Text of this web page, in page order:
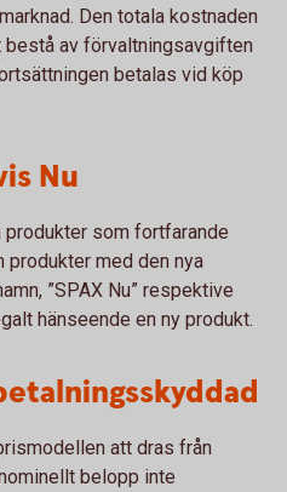
Den totala kostnaden
av förvaltningsavgiften
betalas vid köp
Nu
som fortfarande
produkter med den nya
”SPAX Nu” respektive
hänseende en ny produkt.
att dras från
belopp inte